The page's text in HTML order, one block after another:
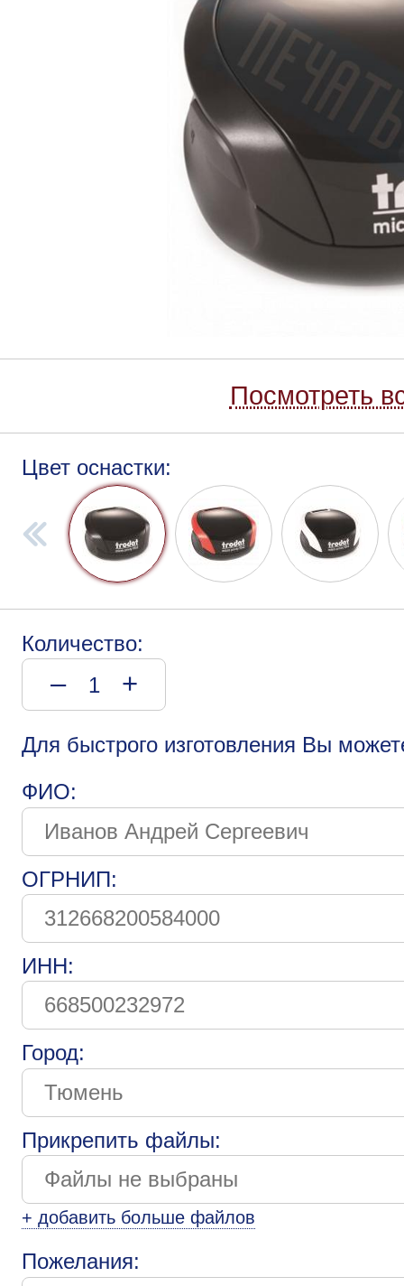
Посмотреть
Цвет оснастки:
Количество:
– +
Для быстрого изготовления Вы
ФИО:
ОГРНИП:
ИНН:
Город:
Прикрепить файлы:
+ добавить больше файлов
Пожелания: